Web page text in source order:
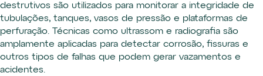
destrutivos são utilizados para monitorar a integridade de
tubulações, tanques, vasos de pressão e plataformas de
perfuração. Técnicas como ultrassom e radiografia são
amplamente aplicadas para detectar corrosão, fissuras e
outros tipos de falhas que podem gerar vazamentos e
acidentes.